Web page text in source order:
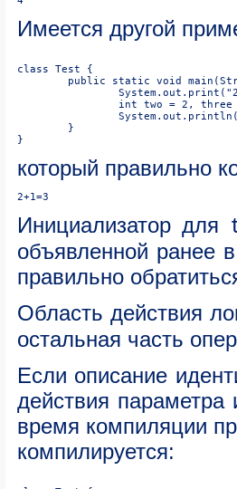
Имеется другой
который правильно
Инициализатор для
объявленной ранее
правильно
Область действия
остальная часть
Если описание
действия
время компиляции
компилируется: